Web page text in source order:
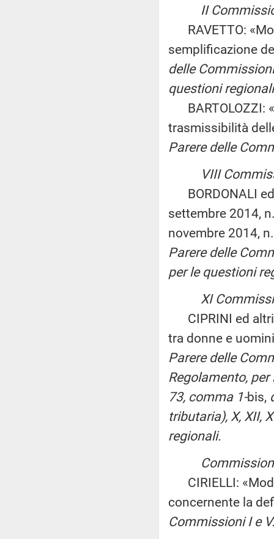
II
RAVETTO:
semplificazione
delle
questioni
BARTOLOZZI:
trasmissibilità
Parere delle
VIII
BORDONALI
settembre 2014,
novembre 2014,
Parere delle
per le questioni
XI
CIPRINI ed
tra donne e
Parere delle
Regolamento,
73, comma 1-bis,
tributaria), X, XII,
regionali.
CIRIELLI:
concernente la
Commissioni I e